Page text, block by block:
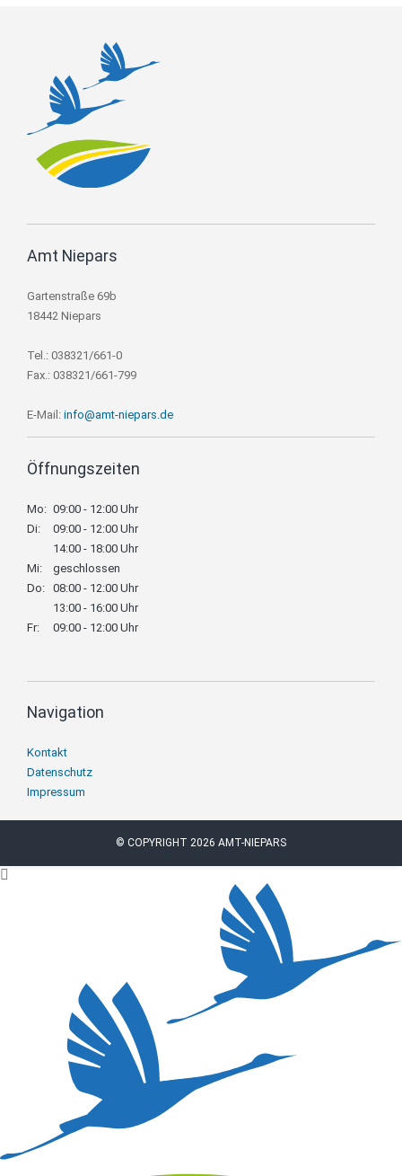
Amt Niepars
Gartenstraße 69b
18442 Niepars
Tel.: 038321/661-0
Fax.: 038321/661-799
E-Mail: info@amt-niepars.de
Öffnungszeiten
Mo: 09:00 - 12:00 Uhr
Di:
09:00 - 12:00 Uhr
14:00 - 18:00 Uhr
Mi:
geschlossen
Do: 08:00 - 12:00 Uhr
13:00 - 16:00 Uhr
Fr:
09:00 - 12:00 Uhr
Navigation
Navigation
überspringen
Kontakt
Datenschutz
Impressum
© COPYRIGHT 2026 AMT-NIEPARS